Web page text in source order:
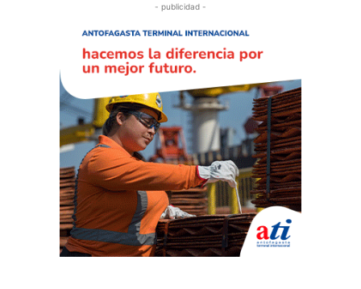
- publicidad -